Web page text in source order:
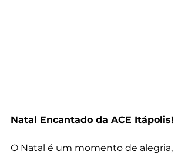
Natal Encantado da ACE Itápolis!
O Natal é um momento de alegria,